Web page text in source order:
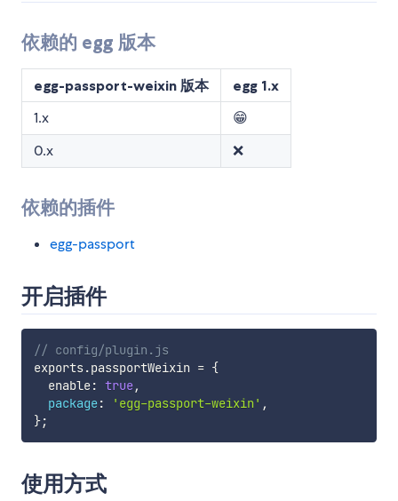
依赖的 egg 版本
egg-passport-weixin 版本 egg 1.x
1.x
😁
0.x
❌
依赖的插件
egg-passport
开启插件
// config/plugin.js
exports.passportWeixin = {
  enable
: true,
package: 'egg-passport-weixin' ,
};
使用方式